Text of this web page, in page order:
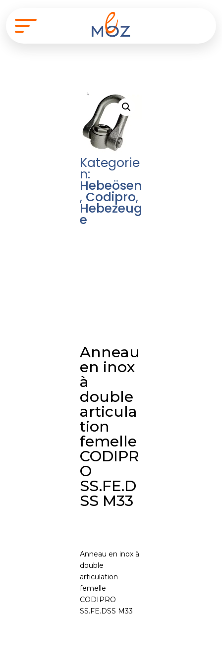
Kategorie
n:
Hebeösen
, Codipro,
Hebezeug
e
Anneau
en inox
à
double
articula
tion
femelle
CODIPR
O
SS.FE.D
SS M33
Anneau en inox à
double
articulation
femelle
CODIPRO
SS.FE.DSS M33